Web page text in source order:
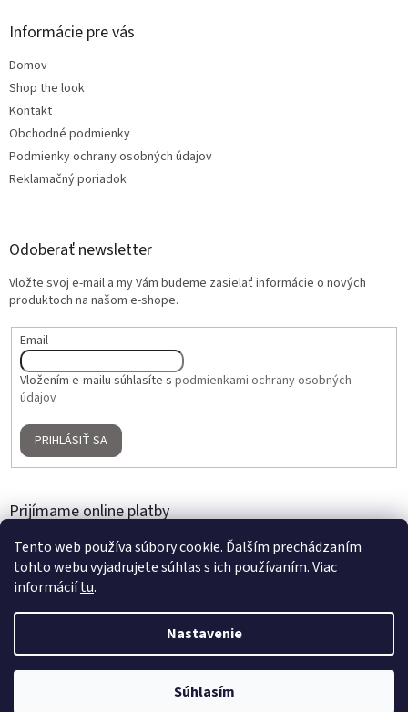
Tento web používa súbory cookie. Ďalším prechádzaním
tohto webu vyjadrujete súhlas s ich používaním. Viac
informáciítu.
Nastavenie
Súhlasím
2 + 1 ZADARMO na umelé kvety a aranžmány | Nakúpte 3 produkty,
Informácie pre vás
Domov
Shop the look
Kontakt
Obchodné podmienky
Podmienky ochrany osobných údajov
Reklamačný poriadok
Odoberať newsletter
Vložte svoj e-mail a my Vám budeme zasielať informácie o nových
produktoch na našom e-shope.
Email
Vložením e-mailu súhlasíte s podmienkami ochrany osobných
údajov
PRIHLÁSIŤ SA
Prijímame online platby
Vytvoril Shoptet
Home Gallery. Všetky práva vyhradené.